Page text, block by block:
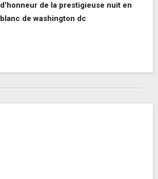
d'honneur de la prestigieuse nuit en
blanc de washington dc